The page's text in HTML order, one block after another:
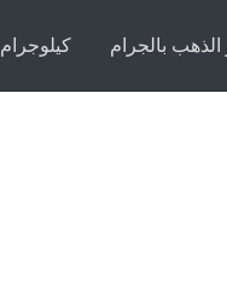
الذهب بالجرام كيلوجرام